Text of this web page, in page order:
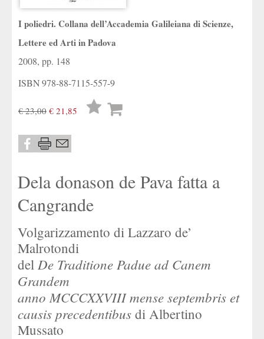
I poliedri. Collana dell’Accademia Galileiana di Scienze,
Lettere ed Arti in Padova
2008, pp. 148
ISBN978-88-7115-557-9
€ 23,00 € 21,85
Lista
Dela donason de Pava fatta a
Cangrande
Volgarizzamento di Lazzaro de’
Malrotondi
del De Traditione Padue ad Canem
Grandem
anno MCCCXXVIII mense septembris et
causis precedentibus di Albertino
Mussato